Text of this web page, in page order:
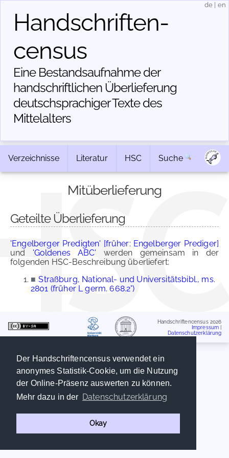
Der Handschriftencensus verwendet ein
anonymes Statistik-Cookie, um die Nutzung
der Online-Präsenz auswerten zu können.
Mehr dazu in der Datenschutzerklärung
Okay
Handschriften­
census
Eine Bestandsaufnahme der
handschriftlichen Über­lieferung
deutschsprachiger Texte des
Mittelalters
de en
Verzeichnisse Literatur HSC Suche
Mitüberlieferung
Geteilte Überlieferung
'Engelberger Predigten' [früher: Engelberger Prediger]
und 'Goldenes ABC' werden gemeinsam in der
folgenden HSC-Beschreibung überliefert:
■ Straßburg, National- und Universitätsbibl., ms.
2801 (früher L germ. 668.2°)
Handschriftencensus 2026
Impressum
Datenschutzerklärung